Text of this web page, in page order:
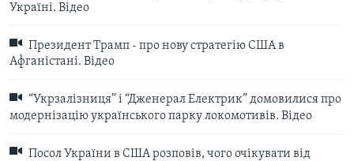
Україні. Відео
Президент Трамп - про нову стратегію США в
Афганістані. Відео
“Укрзалізниця” і “Дженерал Електрик” домовилися про
модернізацію українського парку локомотивів. Відео
Посол України в США розповів, чого очікувати від